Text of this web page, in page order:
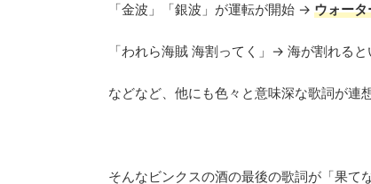
「金波」「銀波」が運転が開始 → ウォー
「われら海賊 海割ってく」→ 海が割れると
などなど、他にも色々と意味深な歌詞が連
そんなビンクスの酒の最後の歌詞が「果て